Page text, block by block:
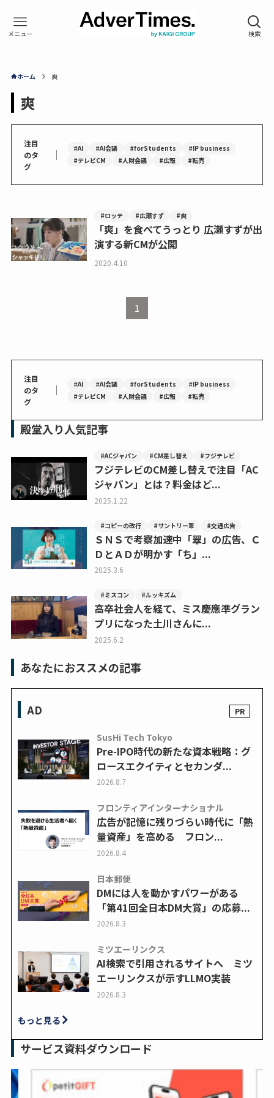
ホーム 爽
爽
注目
のタ
グ
｜ #AI #AI会議 #forStudents
#IP business
#テレビCM
#人財会議 #広報 #転売
#ロッテ #広瀬すず #爽
「爽」を食べてうっとり 広瀬すずが出
演する新CMが公開
2020.4.10
1
注目
のタ
グ
｜ #AI #AI会議 #forStudents
#IP business
#テレビCM
#人財会議 #広報 #転売
殿堂入り人気記事
#ACジャパン #CM差し替え #フジテレビ
フジテレビのCM差し替えで注目「AC
ジャパン」とは？料金はど...
2025.1.22
#コピーの改行 #サントリー翠 #交通広告
ＳＮＳで考察加速中「翠」の広告、Ｃ
ＤとＡＤが明かす「ち」...
2025.3.6
#ミスコン #ルッキズム
高卒社会人を経て、ミス慶應準グラン
プリになった土川さんに...
2025.6.2
あなたにおススメの記事
AD
SusHi Tech Tokyo
Pre-IPO時代の新たな資本戦略：グ
ロースエクイティとセカンダ...
2026.8.7
フロンティアインターナショナル
広告が記憶に残りづらい時代に「熱
量資産」を高める フロン...
2026.8.4
日本郵便
DMには人を動かすパワーがある
「第41回全日本DM大賞」の応募...
2026.8.3
ミツエーリンクス
AI検索で引用されるサイトへ ミツ
エーリンクスが示すLLMO実装
2026.8.3
もっと見る
サービス資料ダウンロード